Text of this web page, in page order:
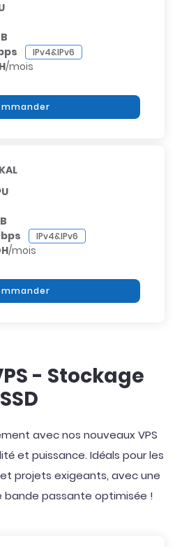
IPv4&IPv6
/mois
IPv4&IPv6
/mois
- Stockage
SSD
avec nos nouveaux VPS
et puissance. Idéals pour les
projets exigeants, avec une
passante optimisée !